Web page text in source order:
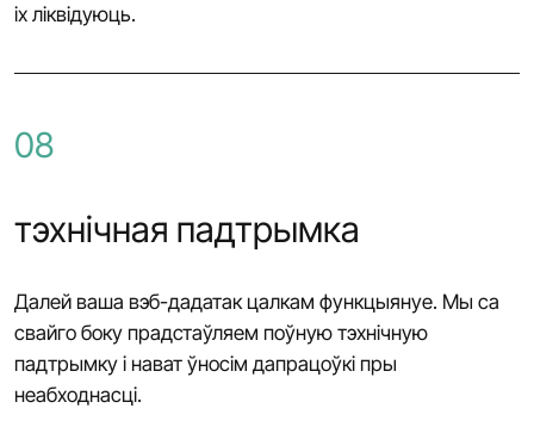
іх ліквідуюць.
08
тэхнічная падтрымка
Далей ваша вэб-дадатак цалкам функцыянуе. Мы са
свайго боку прадстаўляем поўную тэхнічную
падтрымку і нават ўносім дапрацоўкі пры
неабходнасці.